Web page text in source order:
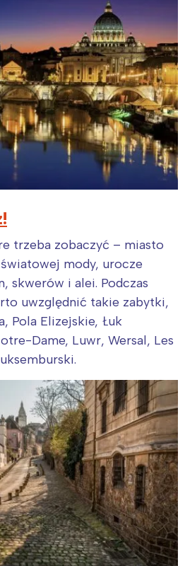
trzeba zobaczyć – miasto
mody, urocze
skwerów i alei. Podczas
uwzględnić takie zabytki,
Pola Elizejskie, Łuk
Dame, Luwr, Wersal, Les